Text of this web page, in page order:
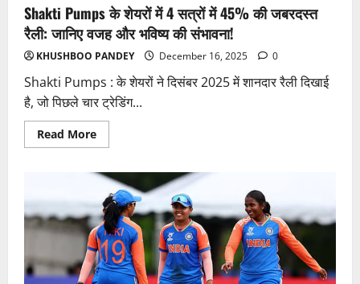
Shakti Pumps के शेयरों में 4 सत्रों में 45% की जबरदस्त
रैली: जानिए वजह और भविष्य की संभावना!
KHUSHBOO PANDEY December 16, 2025 0
Shakti Pumps : के शेयरों ने दिसंबर 2025 में शानदार रैली दिखाई
है, जो पिछले चार ट्रेडिंग...
Read MoreRead
more
Pumps
शेयरों
में
4
सत्रों
में
45%
की
जबरदस्त